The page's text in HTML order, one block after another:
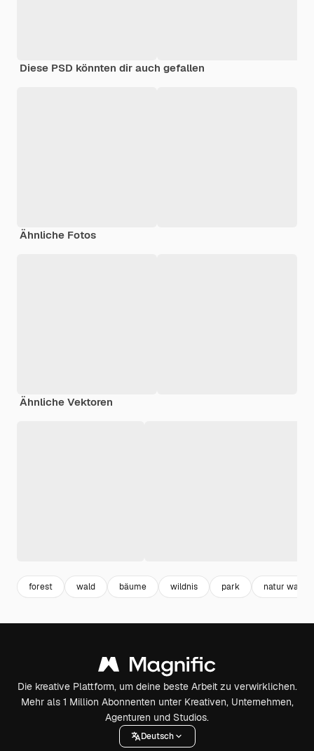
Diese PSD könnten dir auch gefallen
Ähnliche Fotos
Ähnliche Vektoren
forest wald bäume wildnis park natur wald
Die kreative Plattform, um deine beste Arbeit zu verwirklichen.
Mehr als 1 Million Abonnenten unter Kreativen, Unternehmen,
Agenturen und Studios.
Deutsch